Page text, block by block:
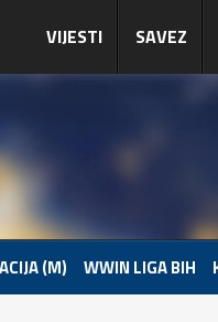
VIJESTI SAVEZ
(M) WWIN LIGA BIH